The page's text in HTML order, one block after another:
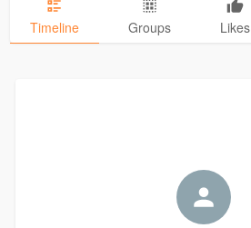
Timeline Groups Likes